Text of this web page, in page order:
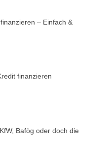
– Einfach &
finanzieren
Bafög oder doch die